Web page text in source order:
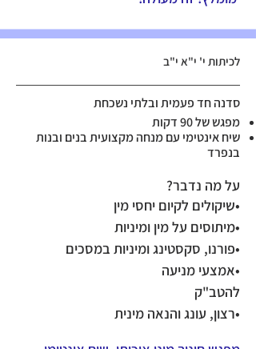
לכיתות י' י"א י"ב
סדנה חד פעמית ובלתי נשכחת
מפגש של 90 דקות
שיח אינטימי עם מנחה מקצועית בנים ובנות
בנפרד
על מה נדבר?​
•שיקולים לקיום יחסי מין
•מיתוסים על מין ומיניות
•פורנו, סקסטינג ומיניות במסכים
•אמצעי מניעה
להטב"ק
•רצון, עונג והנאה מינית